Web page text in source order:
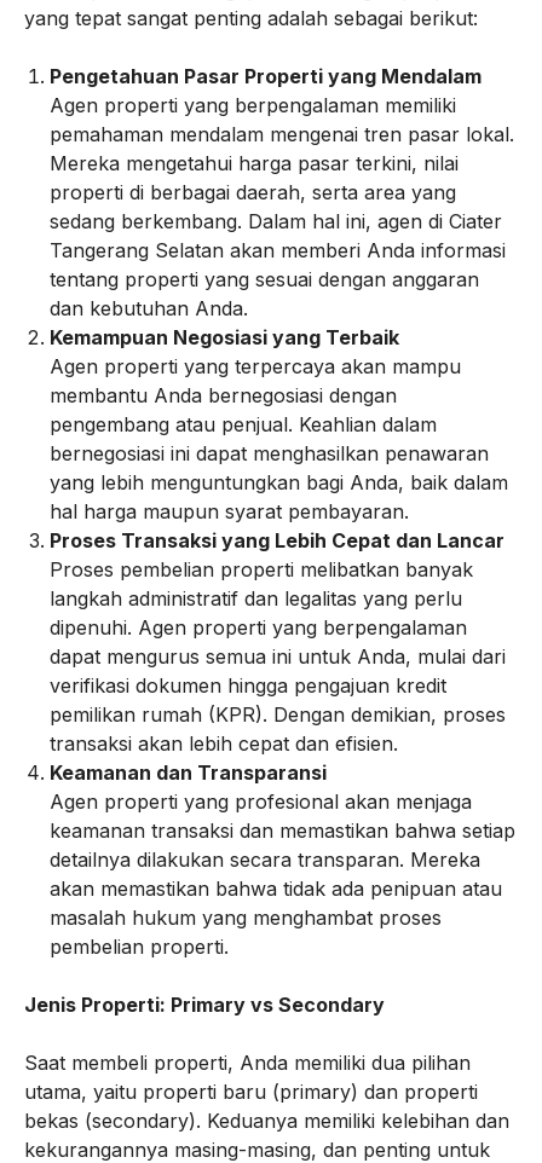
yang tepat sangat penting adalah sebagai berikut:
Pengetahuan Pasar Properti yang Mendalam
Agen properti yang berpengalaman memiliki
pemahaman mendalam mengenai tren pasar lokal.
Mereka mengetahui harga pasar terkini, nilai
properti di berbagai daerah, serta area yang
sedang berkembang. Dalam hal ini, agen di Ciater
Tangerang Selatan akan memberi Anda informasi
tentang properti yang sesuai dengan anggaran
dan kebutuhan Anda.
Kemampuan Negosiasi yang Terbaik
Agen properti yang terpercaya akan mampu
membantu Anda bernegosiasi dengan
pengembang atau penjual. Keahlian dalam
bernegosiasi ini dapat menghasilkan penawaran
yang lebih menguntungkan bagi Anda, baik dalam
hal harga maupun syarat pembayaran.
Proses Transaksi yang Lebih Cepat dan Lancar
Proses pembelian properti melibatkan banyak
langkah administratif dan legalitas yang perlu
dipenuhi. Agen properti yang berpengalaman
dapat mengurus semua ini untuk Anda, mulai dari
verifikasi dokumen hingga pengajuan kredit
pemilikan rumah (KPR). Dengan demikian, proses
transaksi akan lebih cepat dan efisien.
Keamanan dan Transparansi
Agen properti yang profesional akan menjaga
keamanan transaksi dan memastikan bahwa setiap
detailnya dilakukan secara transparan. Mereka
akan memastikan bahwa tidak ada penipuan atau
masalah hukum yang menghambat proses
pembelian properti.
Jenis Properti: Primary vs Secondary
Saat membeli properti, Anda memiliki dua pilihan
utama, yaitu properti baru (primary) dan properti
bekas (secondary). Keduanya memiliki kelebihan dan
kekurangannya masing-masing, dan penting untuk